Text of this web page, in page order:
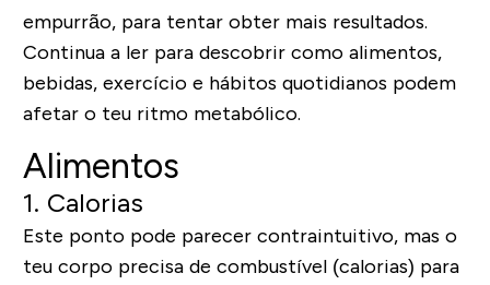
empurrão, para tentar obter mais resultados.
Continua a ler para descobrir como alimentos,
bebidas, exercício e hábitos quotidianos podem
afetar o teu ritmo metabólico.
Alimentos
1. Calorias
Este ponto pode parecer contraintuitivo, mas o
teu corpo precisa de combustível (calorias) para